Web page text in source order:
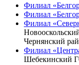
Филиал
Филиал
Филиал
Чернянский
Филиал
Шебекинский